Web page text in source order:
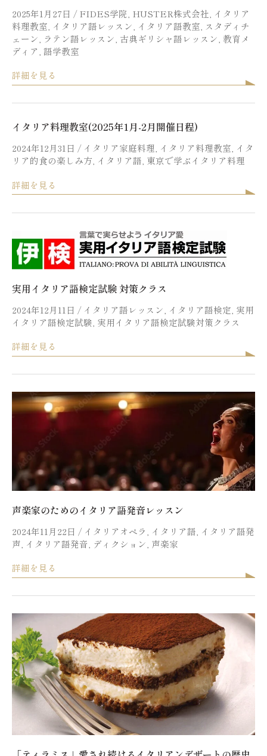
2025年1月27日 /FIDES学院 HUSTER株式会社 イタリア
料理教室 イタリア語レッスン イタリア語教室 スタディチ
ェーン
ラテン語レッスン 古典ギリシャ語レッスン 教育メ
ディア 語学教室
詳細を見る
イタリア料理教室(2025年1月-2月開催日程)
2024年12月31日 / イタリア家庭料理, イタリア料理教室, イタ
リア的食の楽しみ方, イタリア語, 東京で学ぶイタリア料理
詳細を見る
実用イタリア語検定試験 対策クラス
2024年12月11日 / イタリア語レッスン イタリア語検定 実用
イタリア語検定試験 実用イタリア語検定試験対策クラス
詳細を見る
声楽家のためのイタリア語発音レッスン
2024年11月22日 / イタリアオペラ イタリア語 イタリア語発
声 イタリア語発音 ディクション 声楽家
詳細を見る